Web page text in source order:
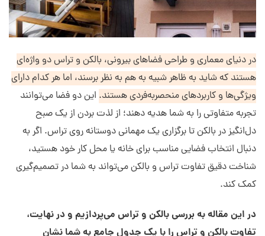
در دنیای معماری و طراحی فضاهای بیرونی، بالکن و تراس دو واژه‌ای
هستند که شاید به ظاهر شبیه به هم به نظر برسند، اما هر کدام دارای
ویژگی‌ها و کاربردهای منحصربه‌فردی هستند. این دو فضا می‌توانند
تجربه متفاوتی را به شما هدیه دهند؛ از لذت بردن از یک صبح
دل‌انگیز در بالکن تا برگزاری یک مهمانی دوستانه روی تراس. اگر به
دنبال انتخاب فضایی مناسب برای خانه یا محل کار خود هستید،
شناخت دقیق تفاوت تراس و بالکن می‌تواند به شما در تصمیم‌گیری
کمک کند.
در این مقاله به بررسی بالکن و تراس می‌پردازیم و در نهایت،
تفاوت بالکن و تراس را با یک جدول جامع به شما نشان